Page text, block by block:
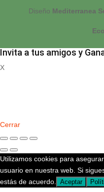
Diseño Mediterranea
Invita a tus amigos y
X
Cerrar
Utilizamos cookies para
usuario en nuestra web. Si
estás de acuerdo.
Aceptar